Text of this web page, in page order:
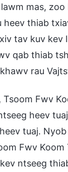
mas,
heev thiab
tav kuv kev
qab thiab
rau
Fwv
heev
tuaj.
Fwv Koom
ntseeg